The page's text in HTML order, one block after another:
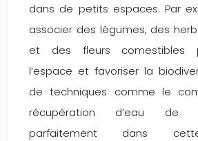
dans de petits espaces. Par
associer des légumes, des
et des fleurs comestibles
l’espace et favoriser la
de techniques comme le
récupération d’eau de
parfaitement dans